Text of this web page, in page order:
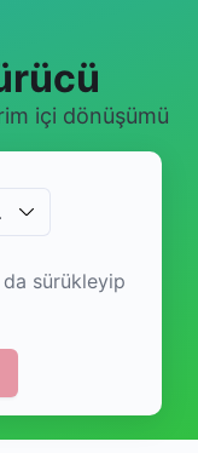
içi dönüşümü
sürükleyip